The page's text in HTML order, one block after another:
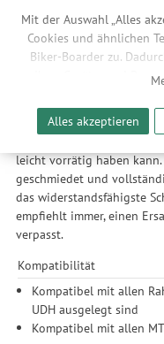
Mit der Auswahl „Alles
Cookies und ähnlichen
Biker-Boarder zu.
Ihrer Geräte- und
ermöglicht es uns,
Werbeanzeigen für Sie
unserer Website
werden Ihre Daten
weitergegeben. Die
Zwecke der
Durchführung von
Informationen zu den
und der Speicherdauer
Einwilligung ist freiwillig,
erforderlich und gilt,
Einwilligung unter
Drittanbieter erteilen
Alles akzeptieren
Entwickelt, um Tausende
leicht vorrätig haben
geschmiedet und
das widerstandsfähigste
empfiehlt immer, einen
verpasst.
Kompatibilität
Kompatibel mit allen
UDH ausgelegt sind
Kompatibel mit allen